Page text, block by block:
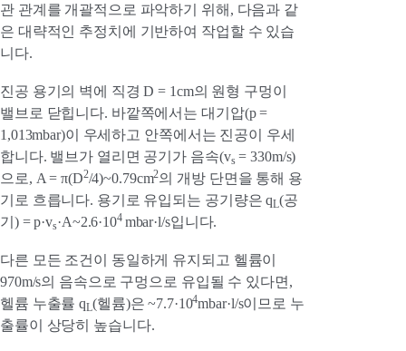
관 관계를 개괄적으로 파악하기 위해, 다음과 같
은 대략적인 추정치에 기반하여 작업할 수 있습
니다.
진공 용기의 벽에 직경 D = 1cm의 원형 구멍이
밸브로 닫힙니다. 바깥쪽에서는 대기압(p =
1,013mbar)이 우세하고 안쪽에서는 진공이 우세
합니다. 밸브가 열리면 공기가 음속(vs = 330m/s)
으로, A = π(D2/4)~0.79cm2의 개방 단면을 통해 용
기로 흐릅니다. 용기로 유입되는 공기량은 qL(공
기) = p·vs·A~2.6·104 mbar·l/s입니다.
다른 모든 조건이 동일하게 유지되고 헬륨이
970m/s의 음속으로 구멍으로 유입될 수 있다면,
헬륨 누출률 qL(헬륨)은 ~7.7·104mbar·l/s이므로 누
출률이 상당히 높습니다.